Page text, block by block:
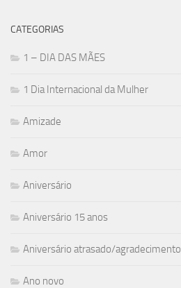
CATEGORIAS
1 – DIA DAS MÃES
1 Dia Internacional da Mulher
Amizade
Amor
Aniversário
Aniversário 15 anos
Aniversário atrasado/agradecimento
Ano novo